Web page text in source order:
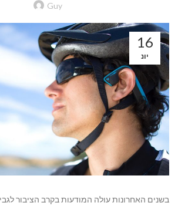
Guy
16
יונ
בשנים האחרונות עולה המודעות בקרב הציבור